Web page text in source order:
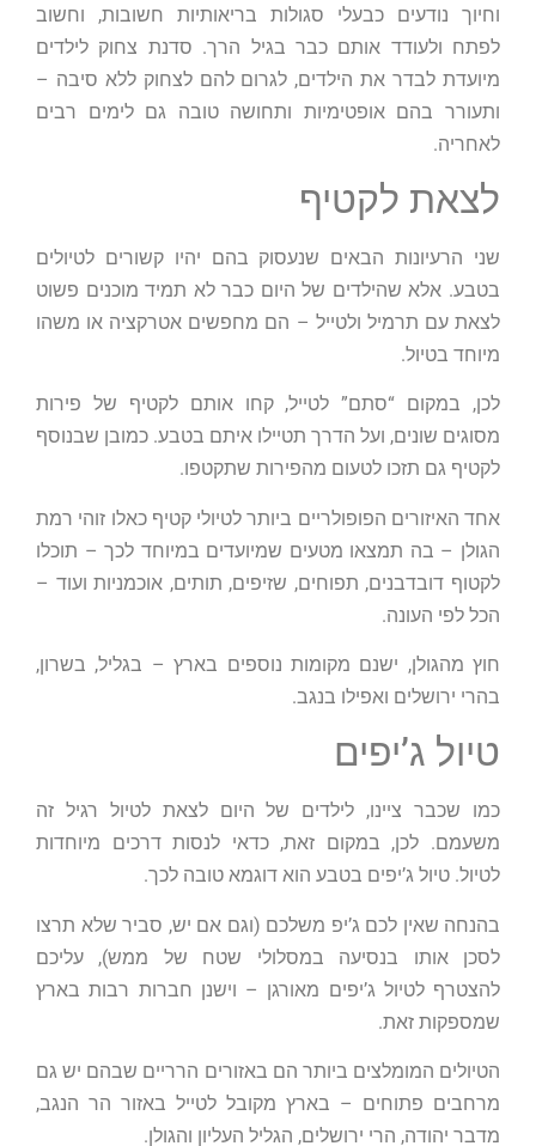
וחיוך נודעים כבעלי סגולות בריאותיות חשובות, וחשוב
לפתח ולעודד אותם כבר בגיל הרך. סדנת צחוק לילדים
מיועדת לבדר את הילדים, לגרום להם לצחוק ללא סיבה –
ותעורר בהם אופטימיות ותחושה טובה גם לימים רבים
לאחריה.
לצאת לקטיף
שני הרעיונות הבאים שנעסוק בהם יהיו קשורים לטיולים
בטבע. אלא שהילדים של היום כבר לא תמיד מוכנים פשוט
לצאת עם תרמיל ולטייל – הם מחפשים אטרקציה או משהו
מיוחד בטיול.
לכן, במקום “סתם” לטייל, קחו אותם לקטיף של פירות
מסוגים שונים, ועל הדרך תטיילו איתם בטבע. כמובן שבנוסף
לקטיף גם תזכו לטעום מהפירות שתקטפו.
אחד האיזורים הפופולריים ביותר לטיולי קטיף כאלו זוהי רמת
הגולן – בה תמצאו מטעים שמיועדים במיוחד לכך – תוכלו
לקטוף דובדבנים, תפוחים, שזיפים, תותים, אוכמניות ועוד –
הכל לפי העונה.
חוץ מהגולן, ישנם מקומות נוספים בארץ – בגליל, בשרון,
בהרי ירושלים ואפילו בנגב.
טיול ג’יפים
כמו שכבר ציינו, לילדים של היום לצאת לטיול רגיל זה
משעמם. לכן, במקום זאת, כדאי לנסות דרכים מיוחדות
לטיול. טיול ג’יפים בטבע הוא דוגמא טובה לכך.
בהנחה שאין לכם ג’יפ משלכם (וגם אם יש, סביר שלא תרצו
לסכן אותו בנסיעה במסלולי שטח של ממש), עליכם
להצטרף לטיול ג’יפים מאורגן – וישנן חברות רבות בארץ
שמספקות זאת.
הטיולים המומלצים ביותר הם באזורים הרריים שבהם יש גם
מרחבים פתוחים – בארץ מקובל לטייל באזור הר הנגב,
מדבר יהודה, הרי ירושלים, הגליל העליון והגולן.